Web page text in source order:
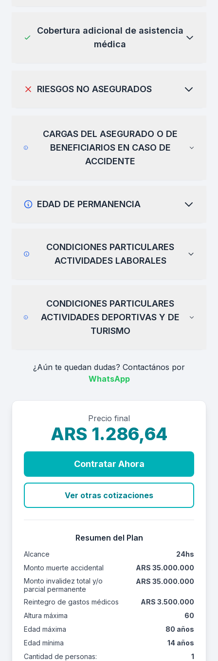
Cobertura adicional de asistencia
médica
RIESGOS NO ASEGURADOS
CARGAS DEL ASEGURADO O DE
BENEFICIARIOS EN CASO DE
ACCIDENTE
EDAD DE PERMANENCIA
CONDICIONES PARTICULARES
ACTIVIDADES LABORALES
CONDICIONES PARTICULARES
ACTIVIDADES DEPORTIVAS Y DE
TURISMO
¿Aún te quedan dudas? Contactános por
WhatsApp
Precio final
ARS 1.286,64
Contratar Ahora
Ver otras cotizaciones
Resumen del Plan
Alcance
24hs
Monto muerte accidental
ARS 35.000.000
Monto invalidez total y/o
parcial permanente
ARS 35.000.000
Reintegro de gastos médicos
ARS 3.500.000
Altura máxima
60
Edad máxima
80 años
Edad mínima
14 años
Cantidad de personas:
1